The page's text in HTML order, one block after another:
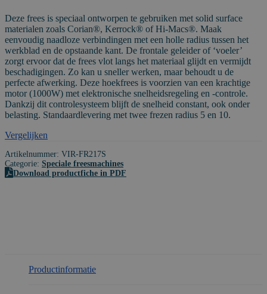
surface
materialen
aantal
Deze frees is speciaal ontworpen te gebruiken met solid surface
materialen zoals Corian®, Kerrock® of Hi-Macs®. Maak
eenvoudig naadloze verbindingen met een holle radius tussen het
werkblad en de opstaande kant. De frontale geleider of ‘voeler’
zorgt ervoor dat de frees vlot langs het materiaal glijdt en vermijdt
beschadigingen. Zo kan u sneller werken, maar behoudt u de
perfecte afwerking. Deze hoekfrees is voorzien van een krachtige
motor (1000W) met elektronische snelheidsregeling en -controle.
Dankzij dit controlesysteem blijft de snelheid constant, ook onder
belasting. Standaardlevering met twee frezen radius 5 en 10.
Vergelijken
Artikelnummer: VIR-FR217S
Categorie: Speciale freesmachines
Download productfiche in PDF
Productinformatie